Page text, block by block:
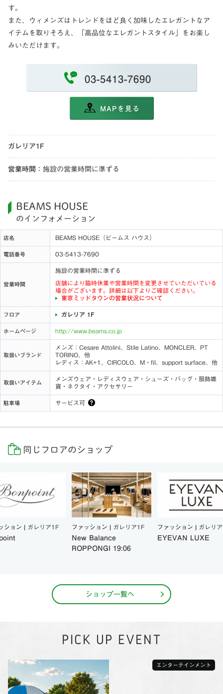
す。
また、ウィメンズはトレンドをほど良く加味したエレガントなア
イテムを取りそろえ、「高品位なエレガントスタイル」をお楽し
みいただけます。
03-5413-7690
MAPを見る
ガレリア1F
営業時間 ： 施設の営業時間に準ずる
BEAMS HOUSE
のインフォメーション
店名 BEAMS HOUSE（ビームス ハウス）
電話番号 03-5413-7690
営業時間
施設の営業時間に準ずる
店舗により臨時休業や営業時間を変更させていただいている
場合がございます。詳細は以下よりご確認ください。
東京ミッドタウンの営業状況について
フロア ガレリア 1F
ホームページ http://www.beams.co.jp
取扱いブランド
メンズ：Cesare Attolini、Stile Latino、MONCLER、PT
TORINO、他
レディス：AK+1、CIRCOLO、M・fil、support surface、他
取扱いアイテム
メンズウェア・レディスウェア・シューズ・バッグ・服飾雑
貨・ネクタイ・アクセサリー
駐車場 サービス可
同じフロアのショップ
ション | ガレリア1F ファッション | ガレリア1F
New Balance
ROPPONGI 19:06
ファッション | ガレリ
EYEVAN LUXE
ショップ一覧へ
PICK UP EVENT
エンターテインメント